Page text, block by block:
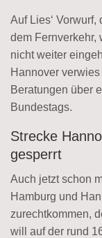
Auf Lies‘
dem Fernverkehr,
nicht weiter
Hannover
Beratungen über
Bundestags.
Strecke
gesperrt
Auch jetzt schon
Hamburg und
zurechtkommen,
will auf der rund